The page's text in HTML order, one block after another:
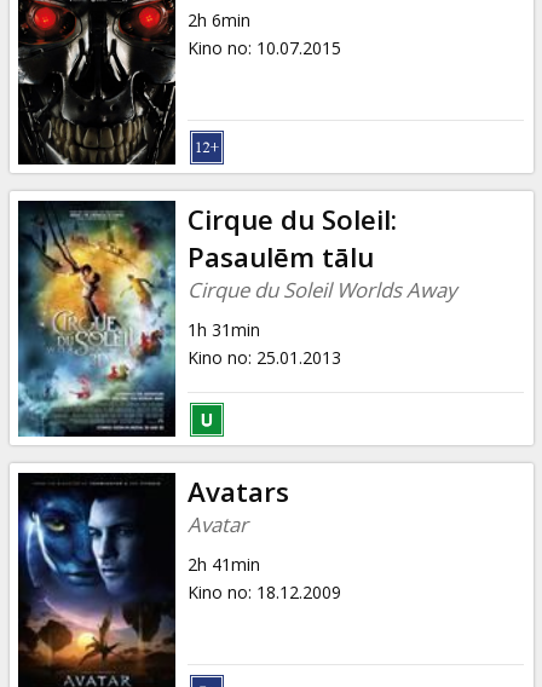
2h 6min
Kino no: 10.07.2015
Cirque du Soleil:
Pasaulēm tālu
Cirque du Soleil Worlds Away
1h 31min
Kino no: 25.01.2013
Avatars
Avatar
2h 41min
Kino no: 18.12.2009